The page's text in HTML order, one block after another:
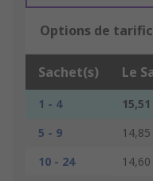
Options de
Sachet(s) Le
1 - 4
5 - 9
10 - 24